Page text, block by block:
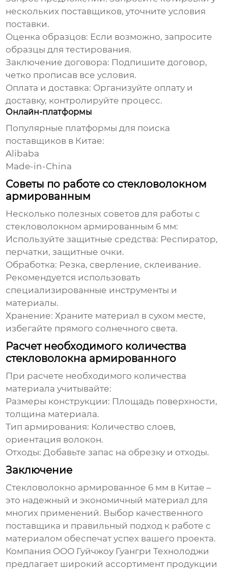
нескольких поставщиков, уточните условия
поставки.
Оценка образцов: Если возможно, запросите
образцы для тестирования.
Заключение договора: Подпишите договор,
четко прописав все условия.
Оплата и доставка: Организуйте оплату и
доставку, контролируйте процесс.
Онлайн-платформы
Популярные платформы для поиска
поставщиков в Китае:
Alibaba
Made-in-China
Советы по работе со стекловолокном
армированным
Несколько полезных советов для работы с
стекловолокном армированным 6 мм:
Используйте защитные средства: Респиратор,
перчатки, защитные очки.
Обработка: Резка, сверление, склеивание.
Рекомендуется использовать
специализированные инструменты и
материалы.
Хранение: Храните материал в сухом месте,
избегайте прямого солнечного света.
Расчет необходимого количества
стекловолокна армированного
При расчете необходимого количества
материала учитывайте:
Размеры конструкции: Площадь поверхности,
толщина материала.
Тип армирования: Количество слоев,
ориентация волокон.
Отходы: Добавьте запас на обрезку и отходы.
Заключение
Стекловолокно армированное 6 мм в Китае –
это надежный и экономичный материал для
многих применений. Выбор качественного
поставщика и правильный подход к работе с
материалом обеспечат успех вашего проекта.
Компания ООО Гуйчжоу Гуангри Технолоджи
предлагает широкий ассортимент продукции